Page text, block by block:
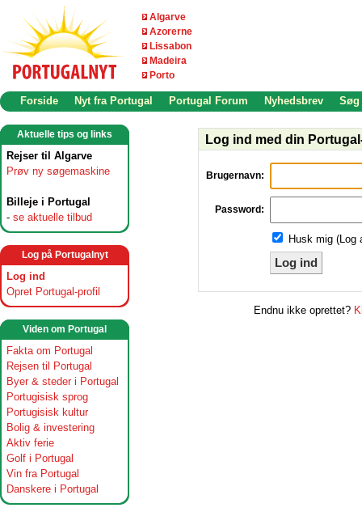
Algarve
Azorerne
Lissabon
Madeira
Porto
Forside Nyt fra Portugal Portugal Forum Nyhedsbrev Søg
Aktuelle tips og links
Rejser til Algarve
Prøv ny søgemaskine
Billeje i Portugal
- se aktuelle tilbud
Log på Portugalnyt
Log ind
Opret Portugal-profil
Viden om Portugal
Fakta om Portugal
Rejsen til Portugal
Byer & steder i Portugal
Portugisisk sprog
Portugisisk kultur
Bolig & investering
Aktiv ferie
Golf i Portugal
Vin fra Portugal
Danskere i Portugal
Log ind med din
Brugernavn:
Password:
Husk mig (Log
Log ind
Endnu ikke oprettet?